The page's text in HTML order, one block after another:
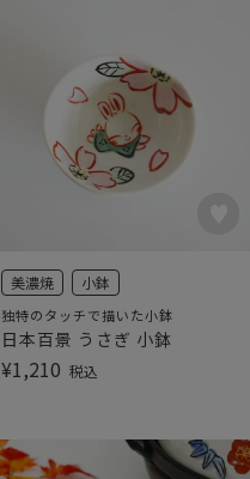
美濃焼 小鉢
独特のタッチで描いた小鉢
日本百景 うさぎ 小鉢
¥1,210 税込